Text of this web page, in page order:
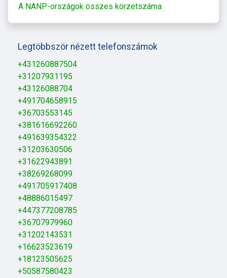
A NANP-országok összes körzetszáma
Legtöbbször nézett telefonszámok
+431260887504
+31207931195
+43126088704
+491704658915
+36703553145
+381616692260
+491639354322
+31203630506
+31622943891
+38269268099
+491705917408
+48886015497
+447377208785
+36707979960
+31202143531
+16623523619
+18123505625
+50587580423